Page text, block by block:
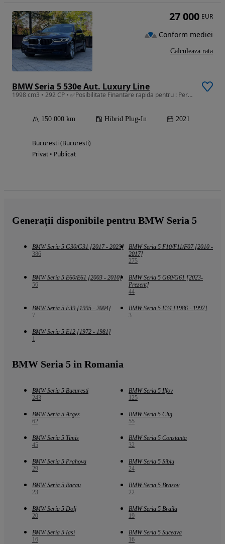
BMW Seria 5 530e Aut. Luxury Line
1998 cm3 • 292 CP • ✅Posibilitate Finantare rapida pentru : Persoane fizice/Juridice/Pfa
150 000 km Hibrid Plug-In 2021
Bucuresti (Bucuresti)
Privat • Publicat
27 000 EUR
Conform mediei
Calculeaza rata
Generații disponibile pentru BMW Seria 5
BMW Seria 5 G30/G31 [2017 - 2023]
386
BMW Seria 5 F10/F11/F07 [2010 -
2017]
275
BMW Seria 5 E60/E61 [2003 - 2010]
56
BMW Seria 5 G60/G61 [2023-
Prezent]
44
BMW Seria 5 E39 [1995 - 2004]
7
BMW Seria 5 E34 [1986 - 1997]
3
BMW Seria 5 E12 [1972 - 1981]
1
BMW Seria 5 in Romania
BMW Seria 5 Bucuresti
243
BMW Seria 5 Ilfov
125
BMW Seria 5 Arges
62
BMW Seria 5 Cluj
55
BMW Seria 5 Timis
45
BMW Seria 5 Constanta
32
BMW Seria 5 Prahova
29
BMW Seria 5 Sibiu
24
BMW Seria 5 Bacau
23
BMW Seria 5 Brasov
22
BMW Seria 5 Dolj
20
BMW Seria 5 Braila
19
BMW Seria 5 Iasi
16
BMW Seria 5 Suceava
16